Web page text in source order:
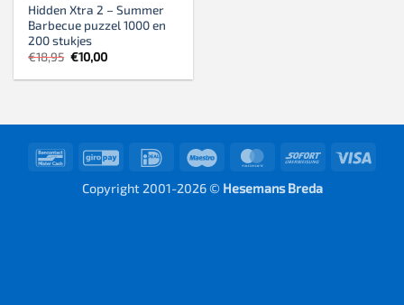
Hidden Xtra 2 – Summer
Barbecue puzzel 1000 en
200 stukjes
€18,95 Oorspronkelijke
prijs
was:
€10,00Huidige
is:
BancontactGiroPay IDeal Maestro MasterCardSofort
Copyright 2001-2026 © Hesemans Breda